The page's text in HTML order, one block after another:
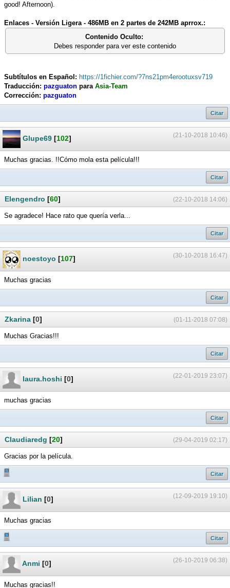
good! Afternoon).
Enlaces - Versión Ligera - 486MB en 2 partes de 242MB aprrox.:
Contenido Oculto:
Debes responder para ver este contenido
Subtítulos en Español: https://1fichier.com/?7ns21pm4erootuxsv719
Traducción: pazguaton para Asia-Team
Corrección: pazguaton
Citar
(21-10-2018 10:46)
Glupe69 [102]
Muchas gracias. !!Cómo mola esta película!!!
Citar
(22-10-2018 14:06)
Elengendro [60]
Se agradece! Hace rato que quería verla...
Citar
(30-10-2018 16:47)
noestoyo [107]
Muchas gracias
Citar
(01-11-2018 07:08)
Zkarina [0]
Muchas Gracias!!!
Citar
(22-01-2019 23:07)
laura.hoshi [0]
muchas gracias
Citar
(29-04-2019 02:17)
Claudiaredg [20]
Gracias por la película.
Citar
(12-09-2019 19:10)
Lilian [0]
Muchas gracias
Citar
(26-10-2019 06:38)
Anmi [0]
Muchas gracias!!